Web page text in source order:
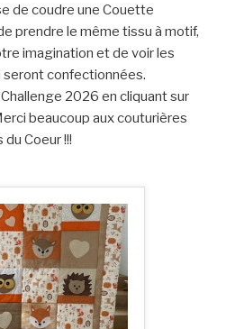
de coudre une Couette
prendre le même tissu à motif,
imagination et de voir les
confectionnées.
2026 en cliquant sur
beaucoup aux couturières
Coeur !!!